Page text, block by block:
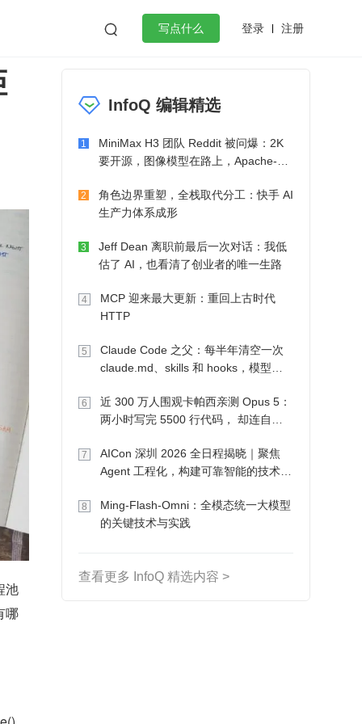
 写点什么 登录 注册
作
微服务架构 flutter
池
哪
InfoQ 编辑精选
1
MiniMax H3 团队 Reddit 被问爆：2K
要开源，图像模型在路上，Apache-2.0
2
角色边界重塑，全栈取代分工：快手 AI
生产力体系成形
3
Jeff Dean 离职前最后一次对话：我低
估了 AI，也看清了创业者的唯一生路
4
MCP 迎来最大更新：重回上古时代
HTTP
5
Claude Code 之父：每半年清空一次
claude.md、skills 和 hooks，模型自
6
近 300 万人围观卡帕西亲测 Opus 5：
两小时写完 5500 行代码， 却连自己
7
AICon 深圳 2026 全日程揭晓｜聚焦
Agent 工程化，构建可靠智能的技术路
8
Ming-Flash-Omni：全模态统一大模型
的关键技术与实践
查看更多 InfoQ 精选内容 >